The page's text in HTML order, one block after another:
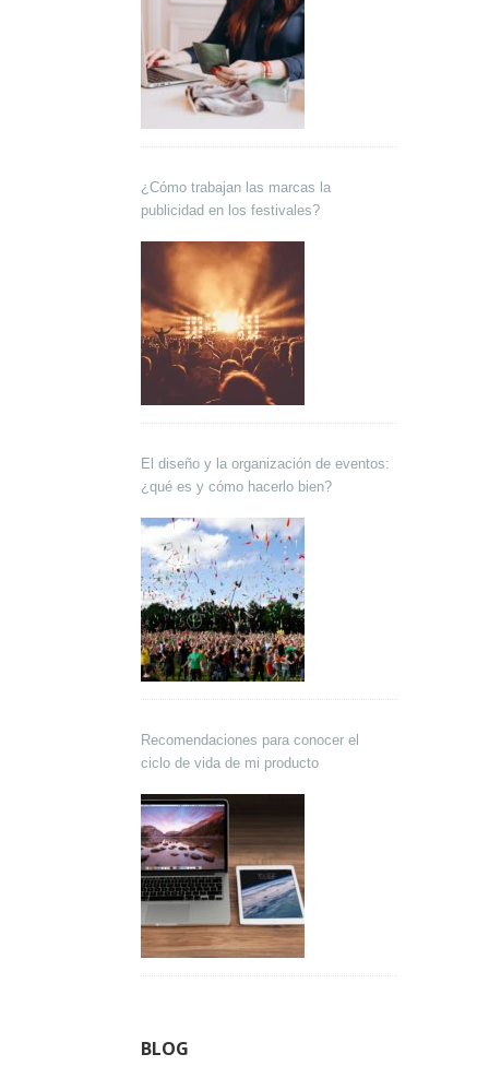
¿Cómo trabajan las marcas la
publicidad en los festivales?
El diseño y la organización de eventos:
¿qué es y cómo hacerlo bien?
Recomendaciones para conocer el
ciclo de vida de mi producto
BLOG